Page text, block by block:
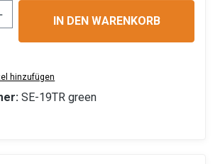
Gib den gewünschten
IN DEN WARENKORB
hinzufügen
SE-19TR green